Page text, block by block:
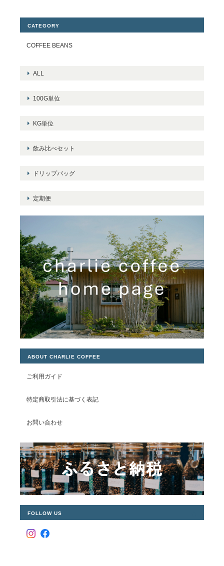
CATEGORY
COFFEE BEANS
ALL
100G単位
KG単位
飲み比べセット
ドリップバッグ
定期便
ABOUT CHARLIE COFFEE
ご利用ガイド
特定商取引法に基づく表記
お問い合わせ
FOLLOW US